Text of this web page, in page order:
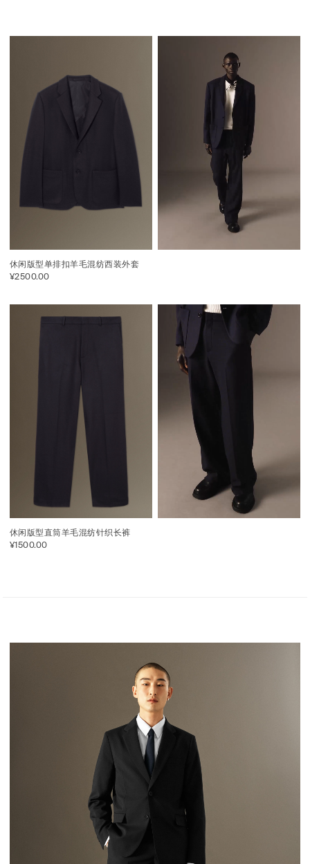
休闲版型单排扣羊毛混纺西装外套
¥2500.00
休闲版型直筒羊毛混纺针织长裤
¥1500.00